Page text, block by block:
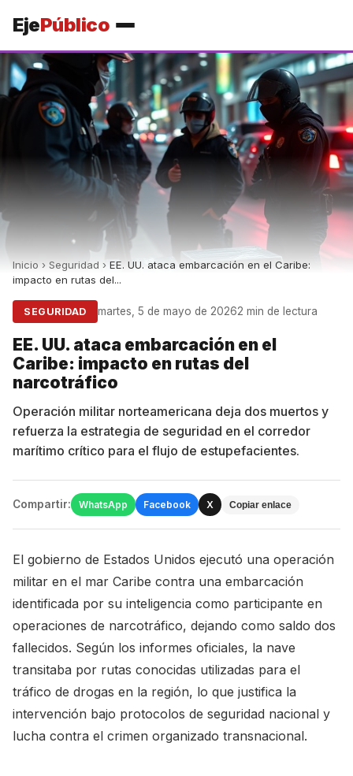
EjePúblico
Inicio › Seguridad › EE. UU. ataca embarcación en el Caribe:
impacto en rutas del...
SEGURIDAD martes, 5 de mayo de 20262 min de lectura
EE. UU. ataca embarcación en el
Caribe: impacto en rutas del
narcotráfico
Operación militar norteamericana deja dos muertos y
refuerza la estrategia de seguridad en el corredor
marítimo crítico para el flujo de estupefacientes.
Compartir: WhatsApp Facebook X Copiar enlace
El gobierno de Estados Unidos ejecutó una operación
militar en el mar Caribe contra una embarcación
identificada por su inteligencia como participante en
operaciones de narcotráfico, dejando como saldo dos
fallecidos. Según los informes oficiales, la nave
transitaba por rutas conocidas utilizadas para el
tráfico de drogas en la región, lo que justifica la
intervención bajo protocolos de seguridad nacional y
lucha contra el crimen organizado transnacional.